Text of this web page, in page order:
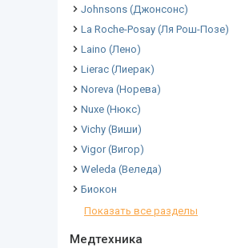
Johnsons (Джонсонс)
La Roche-Posay (Ля Рош-Позе)
Laino (Лено)
Lierac (Лиерак)
Noreva (Норева)
Nuxe (Нюкс)
Vichy (Виши)
Vigor (Вигор)
Weleda (Веледа)
Биокон
Показать все разделы
Медтехника